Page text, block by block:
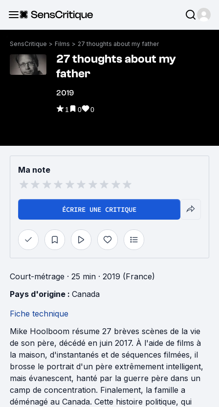
SensCritique > Films > 27 thoughts about my father
27 thoughts about my
father
2019
1 0 0
Ma note
ÉCRIRE UNE CRITIQUE
Court-métrage · 25 min · 2019 (France)
Pays d'origine : Canada
Fiche technique
Mike Hoolboom résume 27 brèves scènes de la vie
de son père, décédé en juin 2017. À l'aide de films à
la maison, d'instantanés et de séquences filmées, il
brosse le portrait d'un père extrêmement intelligent,
mais évanescent, hanté par la guerre père dans un
camp de concentration. Finalement, la famille a
déménagé au Canada. Cette histoire politique, qui